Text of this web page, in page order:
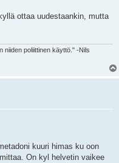
ottaa uudestaankin, mutta
niiden poliittinen käyttö." -Nils
kuuri himas ku oon
On kyl helvetin vaikee